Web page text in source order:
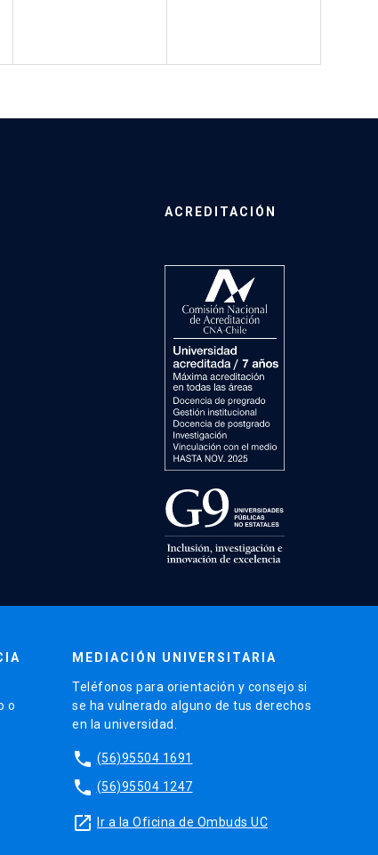
ACREDITACIÓN
o
MEDIACIÓN UNIVERSITARIA
Teléfonos para orientación y consejo si
se ha vulnerado alguno de tus derechos
en la universidad.
phone (56)95504 1691
phone (56)95504 1247
launch Ir a la Oficina de Ombuds UC